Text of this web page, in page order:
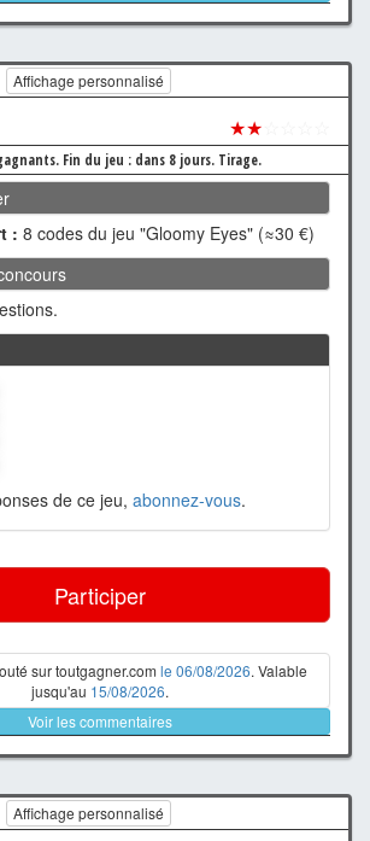
Affichage personnalisé
★★
Fin du jeu : dans 8 jours. Tirage.
: 8 codes du jeu "Gloomy Eyes" (≈30 €)
de ce jeu, abonnez-vous.
Participer
sur toutgagner.com le 06/08/2026. Valable
jusqu'au 15/08/2026.
Voir les commentaires
Affichage personnalisé